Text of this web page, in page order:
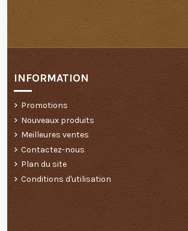
INFORMATION
Promotions
Nouveaux produits
Meilleures ventes
Contactez-nous
Plan du site
Conditions d'utilisation